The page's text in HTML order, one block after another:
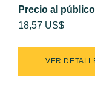
Precio al público
18,57 US$
VER